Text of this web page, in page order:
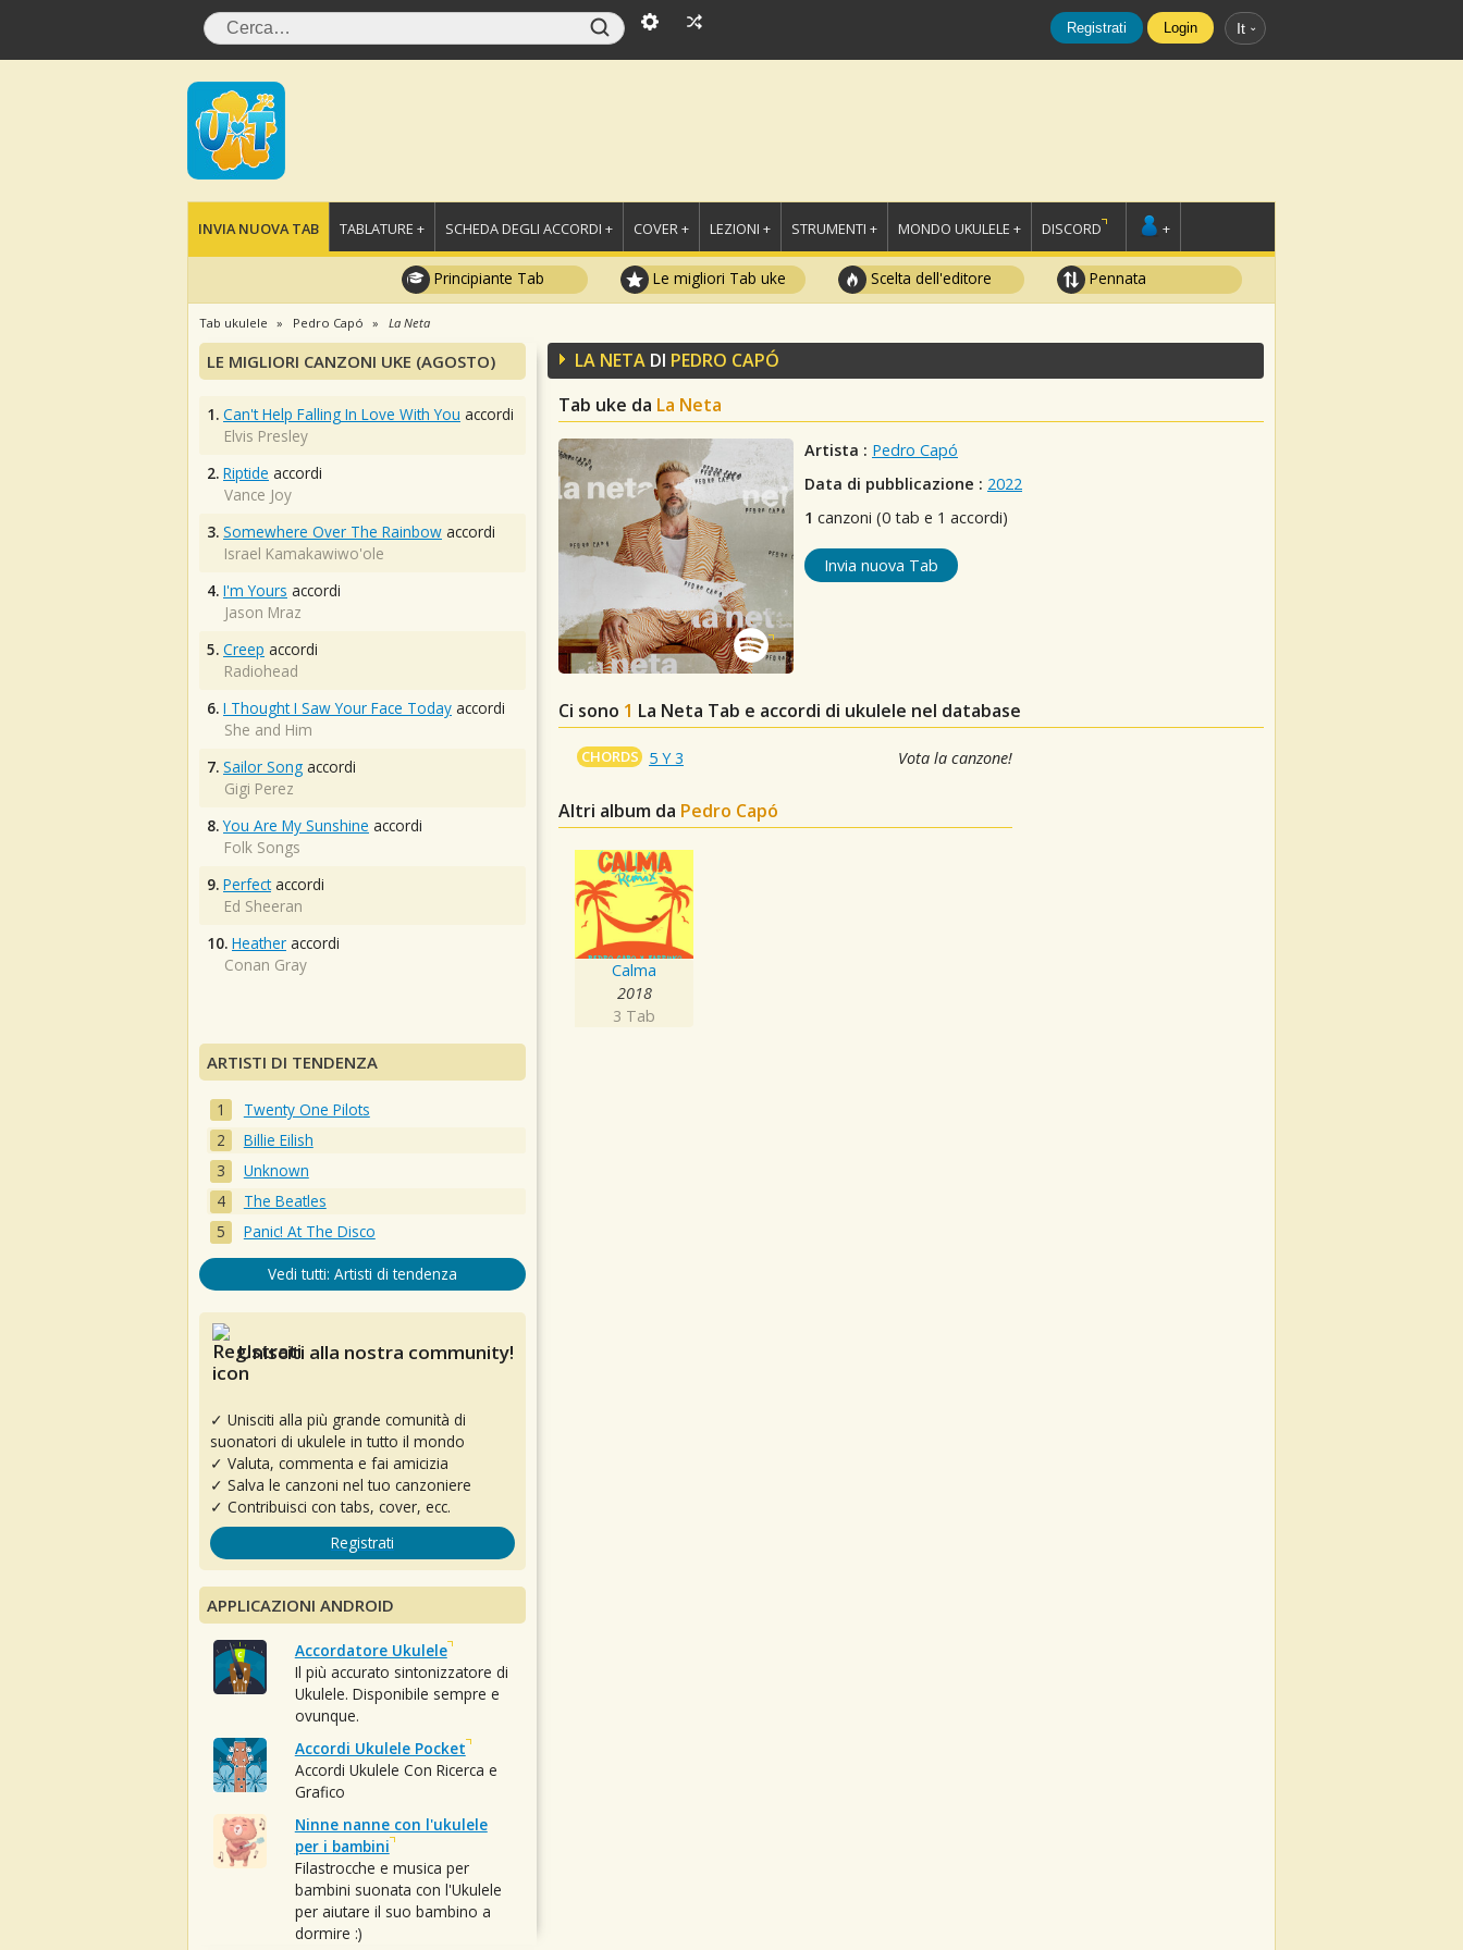
Registrati Login It
INVIA NUOVA TAB TABLATURE + SCHEDA DEGLI ACCORDI + COVER + LEZIONI + STRUMENTI + MONDO UKULELE + DISCORD +
Principiante Tab Le migliori Tab uke Scelta dell'editore Pennata
Tab ukulele Pedro Capó La Neta
LA NETA DI PEDRO CAPÓ
Tab uke da La Neta
Artista : Pedro Capó
Data di pubblicazione : 2022
1 canzoni (0 tab e 1 accordi)
Invia nuova Tab
Ci sono 1 La Neta Tab e accordi di ukulele nel database
CHORDS 5 Y 3 Vota la canzone!
Altri album da Pedro Capó
Calma
2018
3 Tab
LE MIGLIORI CANZONI UKE (AGOSTO)
1. Can't Help Falling In Love With You accordi
Elvis Presley
2. Riptide accordi
Vance Joy
3. Somewhere Over The Rainbow accordi
Israel Kamakawiwo'ole
4. I'm Yours accordi
Jason Mraz
5. Creep accordi
Radiohead
6. I Thought I Saw Your Face Today accordi
She and Him
7. Sailor Song accordi
Gigi Perez
8. You Are My Sunshine accordi
Folk Songs
9. Perfectaccordi
Ed Sheeran
10. Heather accordi
Conan Gray
ARTISTI DI TENDENZA
Twenty One Pilots
Billie Eilish
Unknown
The Beatles
Panic! At The Disco
Vedi tutti: Artisti di tendenza
Unisciti alla nostra community!
✓ Unisciti alla più grande comunità di
suonatori di ukulele in tutto il mondo
✓ Valuta, commenta e fai amicizia
✓ Salva le canzoni nel tuo canzoniere
✓ Contribuisci con tabs, cover, ecc.
Registrati
APPLICAZIONI ANDROID
Accordatore Ukulele
Il più accurato sintonizzatore di
Ukulele. Disponibile sempre e
ovunque.
Accordi Ukulele Pocket
Accordi Ukulele Con Ricerca e
Grafico
Ninne nanne con l'ukulele
per i bambini
Filastrocche e musica per
bambini suonata con l'Ukulele
per aiutare il suo bambino a
dormire :)